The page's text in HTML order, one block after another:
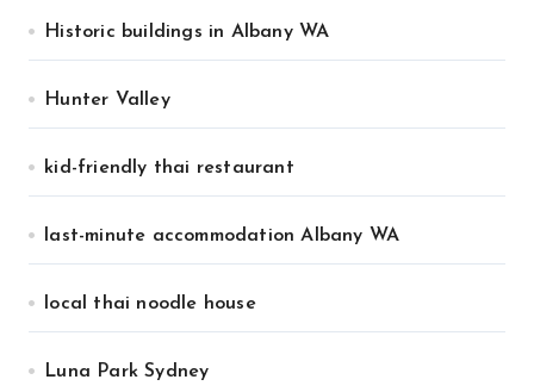
Historic buildings in Albany WA
Hunter Valley
kid-friendly thai restaurant
last-minute accommodation Albany WA
local thai noodle house
Luna Park Sydney